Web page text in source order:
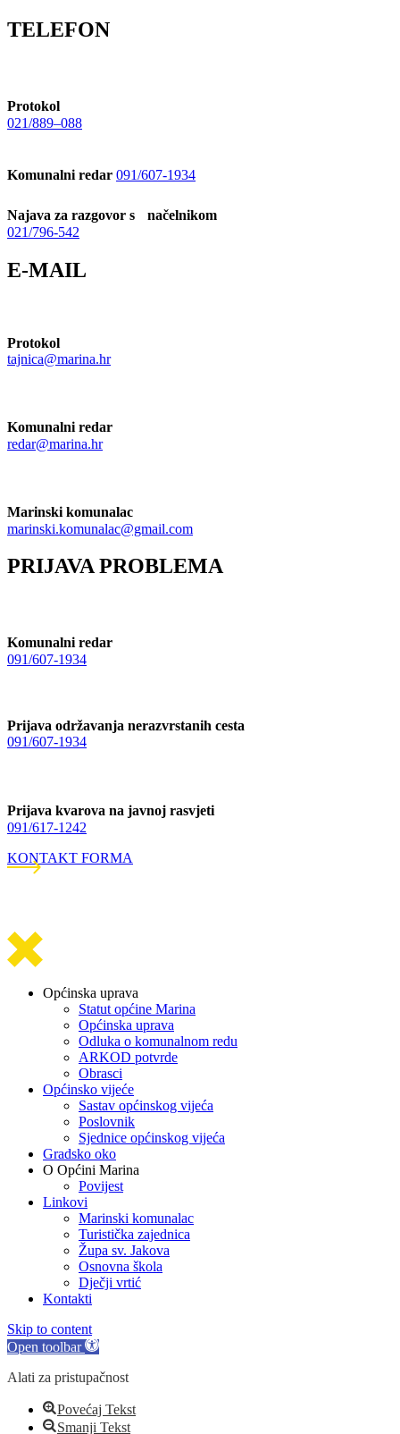
TELEFON
Protokol
021/889–088
Komunalni redar 091/607-1934
Najava za razgovor s načelnikom
021/796-542
E-MAIL
Protokol
tajnica@marina.hr
Komunalni redar
redar@marina.hr
Marinski komunalac
marinski.komunalac@gmail.com
PRIJAVA PROBLEMA
Komunalni redar
091/607-1934
Prijava održavanja nerazvrstanih cesta
091/607-1934
Prijava kvarova na javnoj rasvjeti
091/617-1242
KONTAKT FORMA
Općinska uprava
Statut općine Marina
Općinska uprava
Odluka o komunalnom redu
ARKOD potvrde
Obrasci
Općinsko vijeće
Sastav općinskog vijeća
Poslovnik
Sjednice općinskog vijeća
Gradsko oko
O Općini Marina
Povijest
Linkovi
Marinski komunalac
Turistička zajednica
Župa sv. Jakova
Osnovna škola
Dječji vrtić
Kontakti
Skip to content
Open toolbar
Alati za pristupačnost
Povećaj Tekst
Smanji Tekst